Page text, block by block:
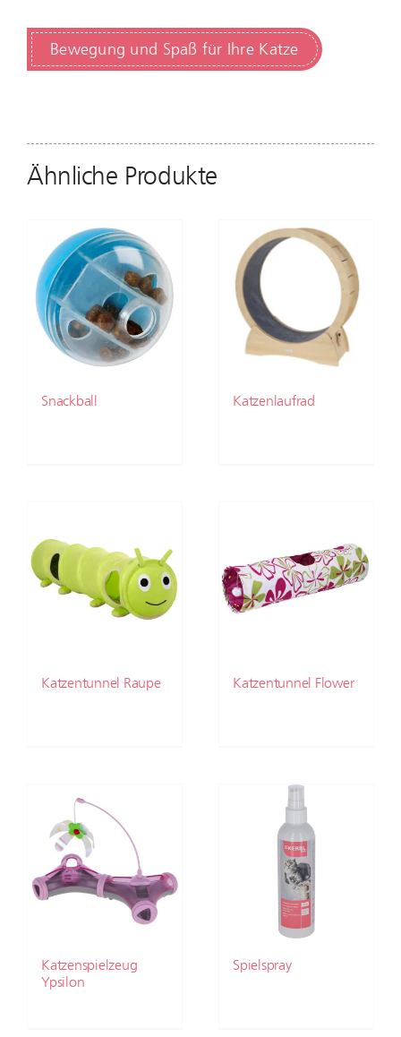
Bewegung und Spaß für Ihre Katze
Ähnliche Produkte
Snackball Katzenlaufrad
Katzentunnel Raupe Katzentunnel Flower
Katzenspielzeug
Ypsilon
Spielspray